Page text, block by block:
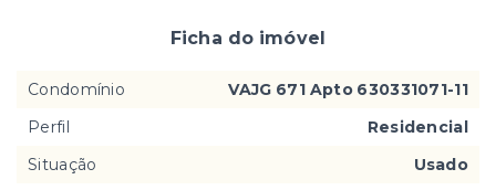
Ficha do imóvel
Condomínio
VAJG 671 Apto 630331071-11
Perfil
Residencial
Situação
Usado